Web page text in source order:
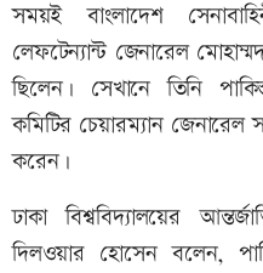
সময়ই বাংলাদেশ
লেফটেন্যান্ট জেনারেল
ছিলেন। সেখানে তিনি
কমিটির চেয়ারম্যান জেনারেল
করেন।
ঢাকা বিশ্ববিদ্যালয়ের
দিলওয়ার হোসেন বলেন,